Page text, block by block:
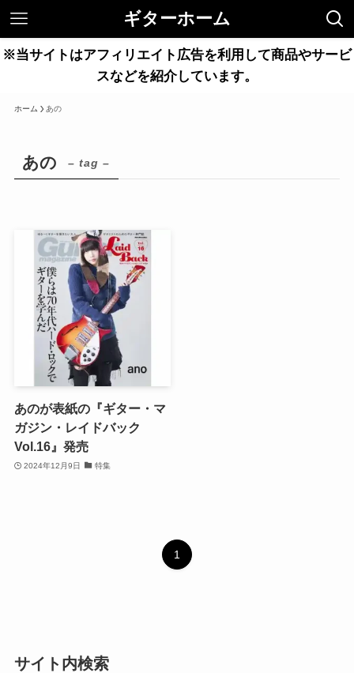
ギターホーム
※当サイトはアフィリエイト広告を利用して商品やサービ
スなどを紹介しています。
ホーム あの
あの – tag –
あのが表紙の『ギター・マ
ガジン・レイドバック
Vol.16』発売
2024年12月9日 特集
1
サイト内検索